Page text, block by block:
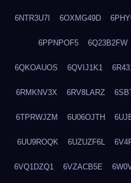
6NTR3U7I 6OXMG49D
6PPNPOF5 6Q23B2FW
6QKOAUOS 6QVIJ1K1
6RMKNV3X 6RV8LARZ
6TPRWJZM 6U06OJTH
6UU9ROQK 6UZUZF6L
6VQ1DZQ1 6VZACB5E